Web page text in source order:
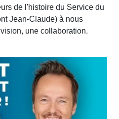
de l'histoire du Service du
Jean-Claude) à nous
une collaboration.